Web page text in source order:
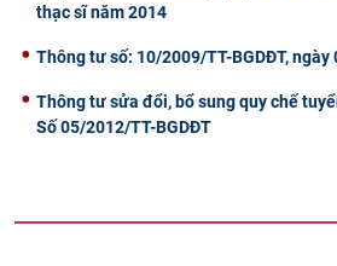
thạc sĩ năm 2014
Thông tư số: 10/2009/TT-BGDĐT, ngày
Thông tư sửa đổi, bổ sung quy chế
Số 05/2012/TT-BGDĐT